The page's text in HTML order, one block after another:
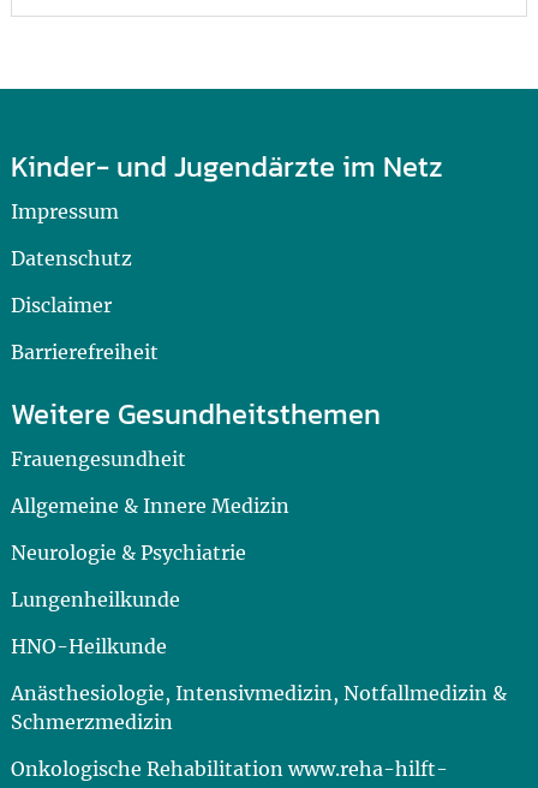
Kinder- und Jugendärzte im Netz
Impressum
Datenschutz
Disclaimer
Barrierefreiheit
Weitere Gesundheitsthemen
Frauengesundheit
Allgemeine & Innere Medizin
Neurologie & Psychiatrie
Lungenheilkunde
HNO-Heilkunde
Anästhesiologie, Intensivmedizin, Notfallmedizin &
Schmerzmedizin
Onkologische Rehabilitation www.reha-hilft-